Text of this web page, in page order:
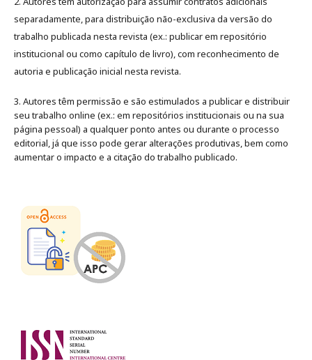
separadamente, para distribuição não-exclusiva da versão do
trabalho publicada nesta revista (ex.: publicar em repositório
institucional ou como capítulo de livro), com reconhecimento de
autoria e publicação inicial nesta revista.
3. Autores têm permissão e são estimulados a publicar e distribuir
seu trabalho online (ex.: em repositórios institucionais ou na sua
página pessoal) a qualquer ponto antes ou durante o processo
editorial, já que isso pode gerar alterações produtivas, bem como
aumentar o impacto e a citação do trabalho publicado.